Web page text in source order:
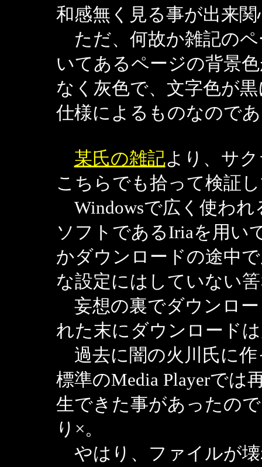
和感無く見る事が出来関
ただ、何故か雑記のペ
いてあるページの背景
なく灰色で、文字色が
仕様によるものなので
某氏の雑記より、サ
こちらでも拾って検証
Windowsで広く使われ
ソフトであるIriaを用い
かダウンロードの途中
な設定にはしていない
妄想の裏でダウンロ
れた末にダウンロード
過去に闇の火川氏に作
標準のMedia Playerでは
生できた事があったの
り×。
やはり、ファイルが